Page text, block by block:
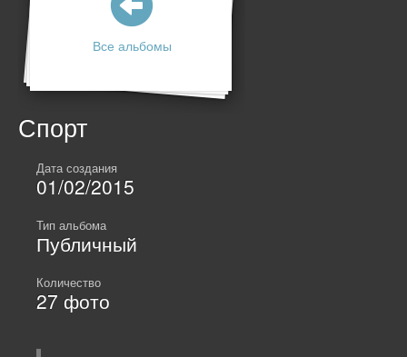
Все альбомы
Спорт
Дата создания
01/02/2015
Тип альбома
Публичный
Количество
27 фото